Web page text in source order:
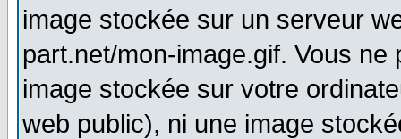
image stockée sur un serveur
part.net/mon-image.gif. Vous
image stockée sur votre
web public), ni une image